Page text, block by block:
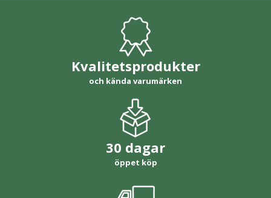
Kvalitetsprodukter
och kända varumärken
30 dagar
öppet köp